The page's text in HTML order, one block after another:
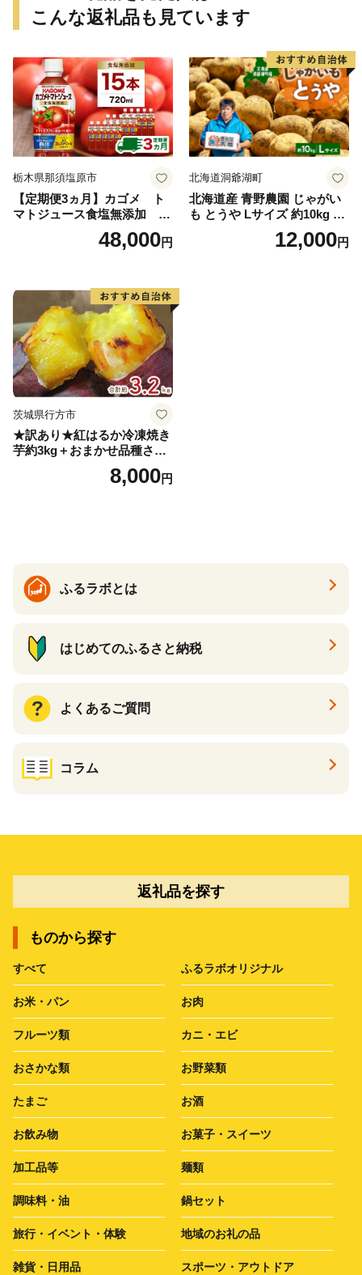
こんな返礼品も見ています
栃木県那須塩原市
【定期便3ヵ月】カゴメ ト
マトジュース食塩無添加 72
0ml PET×15本 1ケース 毎月
届く 3ヵ月 3回コース ns001-
48,000円
北海道洞爺湖町
北海道産 青野農園 じゃがい
も とうや Lサイズ 約10kg 20
26年10月初旬～12月下旬頃お
届け 先行予約 北海道 ジャガ
12,000円
茨城県行方市
★訳あり★紅はるか冷凍焼き
芋約3kg＋おまかせ品種さつ
まいも 合計約3.2kg｜さつ
まいも サツマイモ さつま芋
8,000円
ふるラボとは
はじめてのふるさと納税
よくあるご質問
コラム
返礼品を探す
ものから探す
すべて ふるラボオリジナル
お米・パン お肉
フルーツ類 カニ・エビ
おさかな類 お野菜類
たまご お酒
お飲み物 お菓子・スイーツ
加工品等 麺類
調味料・油 鍋セット
旅行・イベント・体験 地域のお礼の品
雑貨・日用品 スポーツ・アウトドア